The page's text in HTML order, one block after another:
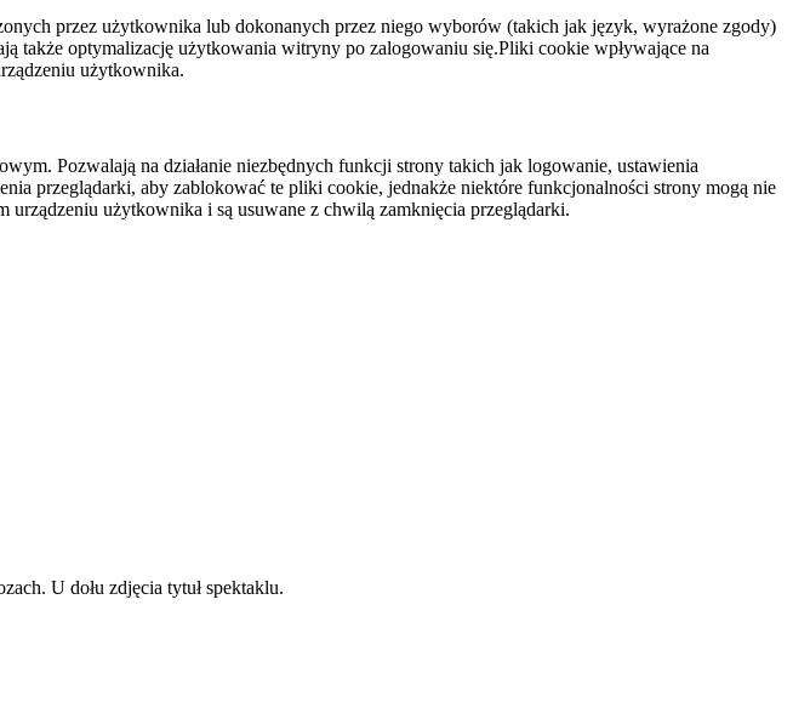
przez użytkownika lub dokonanych przez niego wyborów (takich jak język, wyrażone zgody)
także optymalizację użytkowania witryny po zalogowaniu się.Pliki cookie wpływające na
użytkownika.
Pozwalają na działanie niezbędnych funkcji strony takich jak logowanie, ustawienia
przeglądarki, aby zablokować te pliki cookie, jednakże niektóre funkcjonalności strony mogą nie
urządzeniu użytkownika i są usuwane z chwilą zamknięcia przeglądarki.